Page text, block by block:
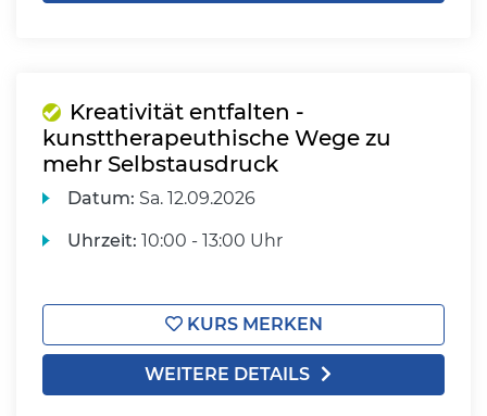
Kreativität entfalten -
kunsttherapeuthische Wege zu
mehr Selbstausdruck
Datum: Sa. 12.09.2026
Uhrzeit: 10:00 - 13:00 Uhr
KURS MERKEN
WEITERE DETAILS